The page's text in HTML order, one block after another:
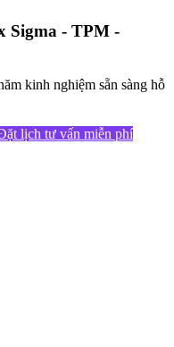
Sigma - TPM -
kinh nghiệm sẵn sàng hỗ
lịch tư vấn miễn phí